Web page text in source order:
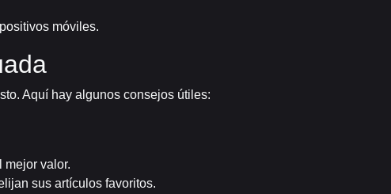
móviles.
Aquí hay algunos consejos útiles:
mejor valor.
sus artículos favoritos.